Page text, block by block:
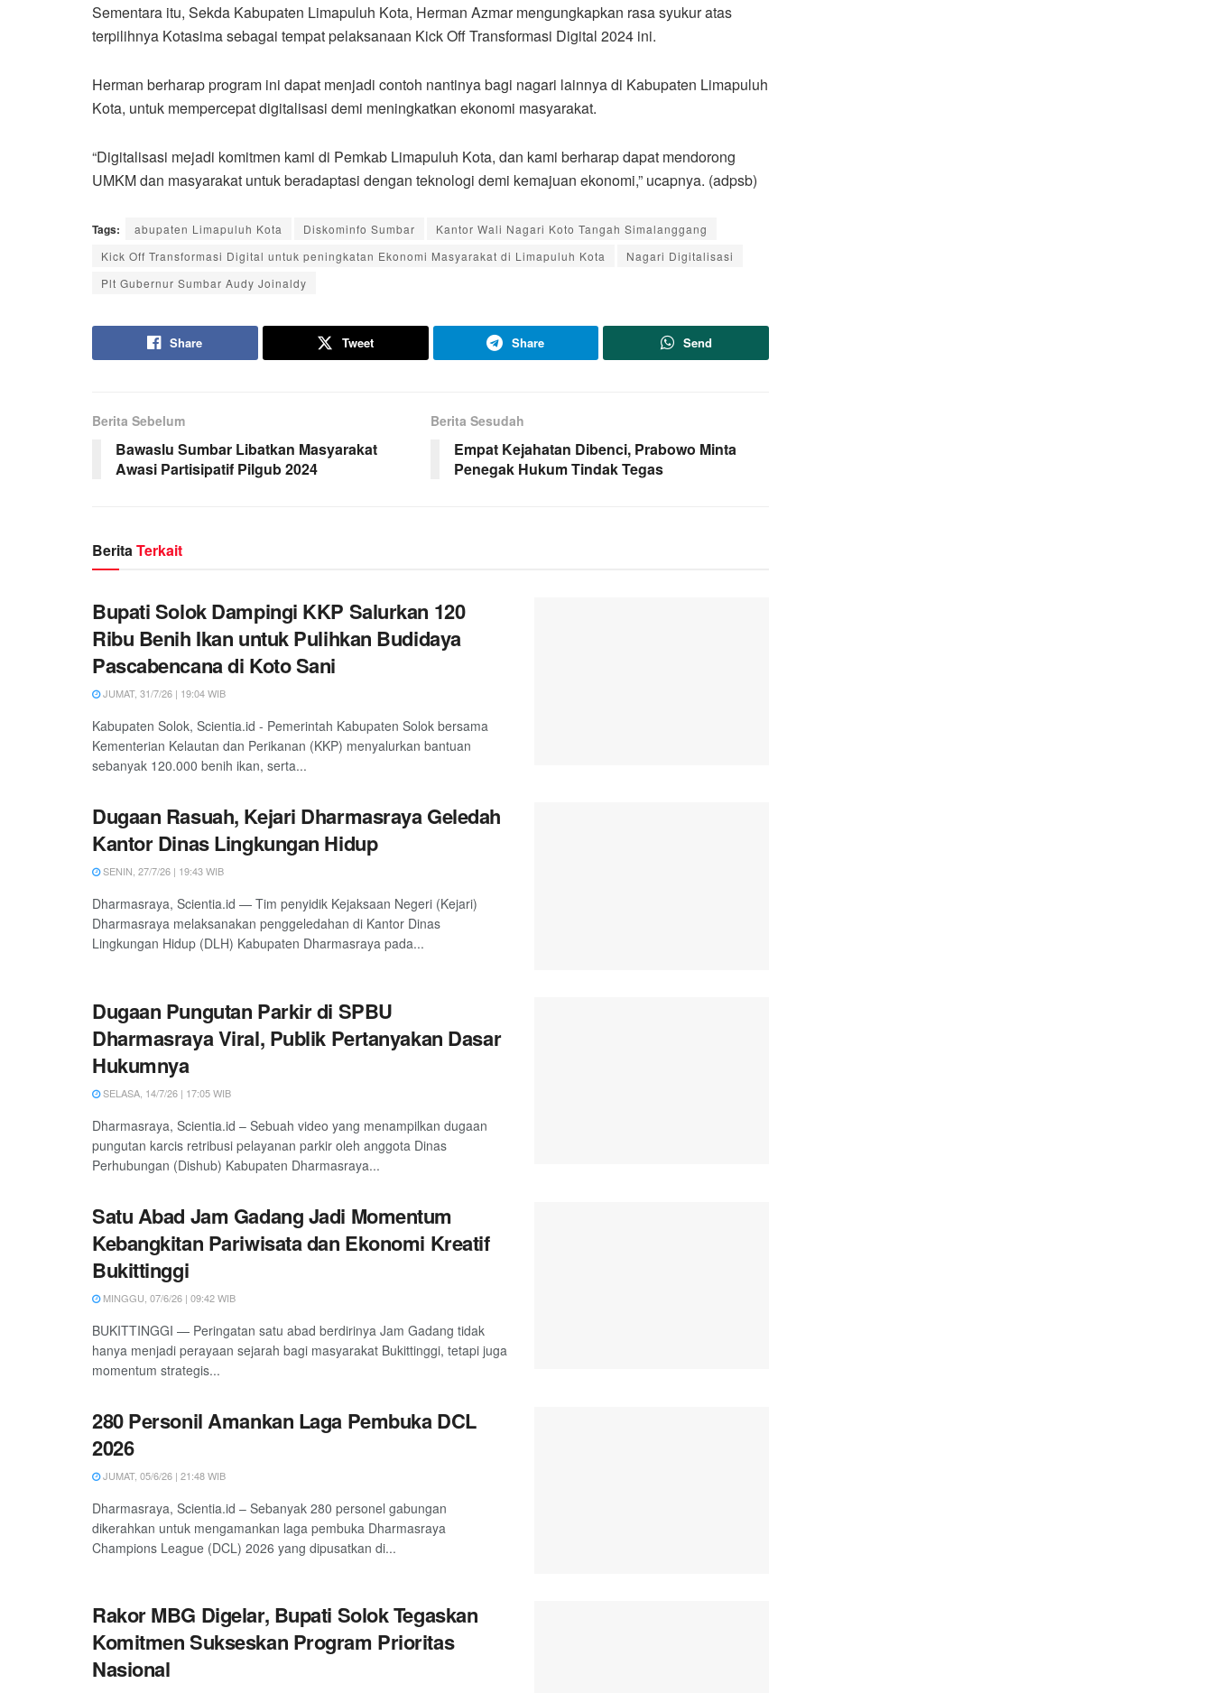
Sementara itu, Sekda Kabupaten Limapuluh Kota, Herman Azmar mengungkapkan rasa syukur atas
terpilihnya Kotasima sebagai tempat pelaksanaan Kick Off Transformasi Digital 2024 ini.
Herman berharap program ini dapat menjadi contoh nantinya bagi nagari lainnya di Kabupaten Limapuluh
Kota, untuk mempercepat digitalisasi demi meningkatkan ekonomi masyarakat.
“Digitalisasi mejadi komitmen kami di Pemkab Limapuluh Kota, dan kami berharap dapat mendorong
UMKM dan masyarakat untuk beradaptasi dengan teknologi demi kemajuan ekonomi,” ucapnya. (adpsb)
Tags: abupaten Limapuluh Kota Diskominfo Sumbar
Kantor Wali Nagari Koto Tangah Simalanggang
Kick Off Transformasi Digital untuk peningkatan Ekonomi Masyarakat di Limapuluh Kota
Nagari Digitalisasi
Plt Gubernur Sumbar Audy Joinaldy
Share Tweet Share Send
Berita Sebelum
Bawaslu Sumbar Libatkan Masyarakat
Awasi Partisipatif Pilgub 2024
Berita Sesudah
Empat Kejahatan Dibenci, Prabowo Minta
Penegak Hukum Tindak Tegas
BeritaTerkait
Bupati Solok Dampingi KKP Salurkan 120
Ribu Benih Ikan untuk Pulihkan Budidaya
Pascabencana di Koto Sani
JUMAT, 31/7/26 | 19:04 WIB
Kabupaten Solok, Scientia.id - Pemerintah Kabupaten Solok bersama
Kementerian Kelautan dan Perikanan (KKP) menyalurkan bantuan
sebanyak 120.000 benih ikan, serta...
Dugaan Rasuah, Kejari Dharmasraya Geledah
Kantor Dinas Lingkungan Hidup
SENIN, 27/7/26 | 19:43 WIB
Dharmasraya, Scientia.id — Tim penyidik Kejaksaan Negeri (Kejari)
Dharmasraya melaksanakan penggeledahan di Kantor Dinas
Lingkungan Hidup (DLH) Kabupaten Dharmasraya pada...
Dugaan Pungutan Parkir di SPBU
Dharmasraya Viral, Publik Pertanyakan Dasar
Hukumnya
SELASA, 14/7/26 | 17:05 WIB
Dharmasraya, Scientia.id – Sebuah video yang menampilkan dugaan
pungutan karcis retribusi pelayanan parkir oleh anggota Dinas
Perhubungan (Dishub) Kabupaten Dharmasraya...
Satu Abad Jam Gadang Jadi Momentum
Kebangkitan Pariwisata dan Ekonomi Kreatif
Bukittinggi
MINGGU, 07/6/26 | 09:42 WIB
BUKITTINGGI — Peringatan satu abad berdirinya Jam Gadang tidak
hanya menjadi perayaan sejarah bagi masyarakat Bukittinggi, tetapi juga
momentum strategis...
280 Personil Amankan Laga Pembuka DCL
2026
JUMAT, 05/6/26 | 21:48 WIB
Dharmasraya, Scientia.id – Sebanyak 280 personel gabungan
dikerahkan untuk mengamankan laga pembuka Dharmasraya
Champions League (DCL) 2026 yang dipusatkan di...
Rakor MBG Digelar, Bupati Solok Tegaskan
Komitmen Sukseskan Program Prioritas
Nasional